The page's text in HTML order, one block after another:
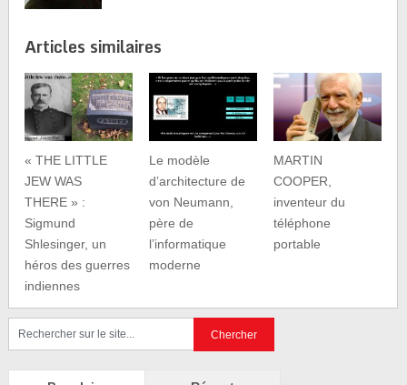
Articles similaires
« THE LITTLE
JEW WAS
THERE » :
Sigmund
Shlesinger, un
héros des guerres
indiennes
Le modèle
dʼarchitecture de
von Neumann,
père de
l’informatique
moderne
MARTIN
COOPER,
inventeur du
téléphone
portable